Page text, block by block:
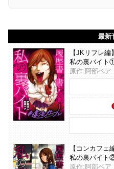
最新
【JKリフレ
私の裏バイト
原作:阿部ベ
【コンカフ
私の裏バイト
原作:阿部ベ